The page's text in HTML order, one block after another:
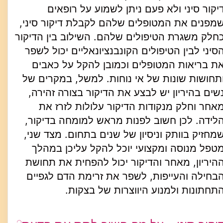
סיני ולא פעם ניתן לשמוע על רופאים
את המטופלים שלהם לקבלת דיקור סיני,
משגרת הטיפולים שלהם. השילוב בין הדיקור
לבין הטיפולים הקונבנציונאליים יכול לשפר
בריאות המטופלים וכמובן להקל על כאבים
שונות של אי נוחות. למשל, במקרים של
בהיריון יש לבצע את הדיקור בצורה זהירה,
וחלק מנקודות הדיקור עלולות לזרז את
לכן חשוב לפנות מראש למומחה בדיקור,
בוותק וניסיון של שנים בתחום. מצד שני,
מנוסה ומקצועי יוכל להקל עליכן במהלך
מאחר והדיקור יכול להפחית את תחושת
והעייפות, לשפר את זרימת הדם לגפיים
ולמנוע היווצרות של בצקות.